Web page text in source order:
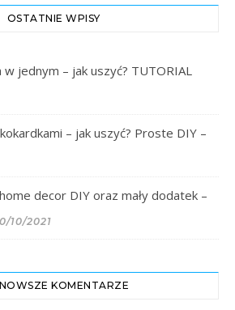
OSTATNIE WPISY
w jednym – jak uszyć? TUTORIAL
– jak uszyć? Proste DIY –
decor DIY oraz mały dodatek –
10/2021
KOMENTARZE